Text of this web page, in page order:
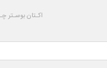
اکـتان بوسـتر